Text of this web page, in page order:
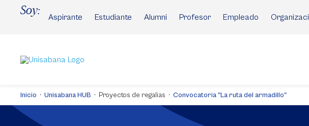
Soy:
Aspirante Estudiante Alumni Profesor Empleado
Inicio Unisabana HUB Proyectos de regalias Convocatoria "La ruta del armadillo"